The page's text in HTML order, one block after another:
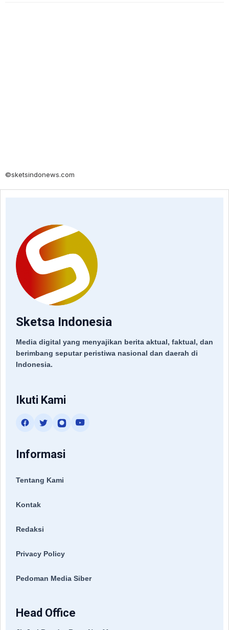
©sketsindonews.com
Sketsa Indonesia
Media digital yang menyajikan berita aktual, faktual, dan
berimbang seputar peristiwa nasional dan daerah di
Indonesia.
Ikuti Kami
Informasi
Tentang Kami
Kontak
Redaksi
Privacy Policy
Pedoman Media Siber
Head Office